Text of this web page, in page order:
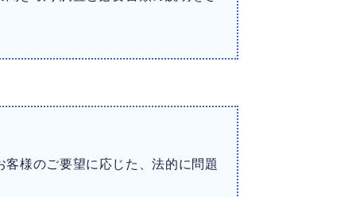
様のご要望に応じた、法的に問題